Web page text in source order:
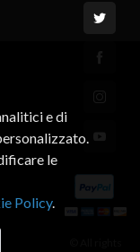
e di
le
Policy.